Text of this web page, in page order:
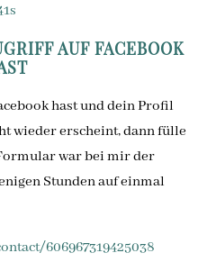
AUF FACEBOOK
hast und dein Profil
wieder erscheint, dann fülle
war bei mir der
Stunden auf einmal
606967319425038